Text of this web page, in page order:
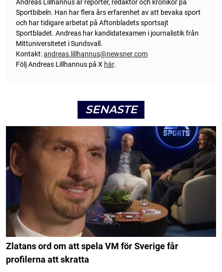
Andreas Lillhannus är reporter, redaktör och krönikör på
Sportbibeln. Han har flera års erfarenhet av att bevaka sport
och har tidigare arbetat på Aftonbladets sportsajt
Sportbladet. Andreas har kandidatexamen i journalistik från
Mittuniversitetet i Sundsvall.
Kontakt:andreas.lillhannus@newsner.com
Följ Andreas Lillhannus på X här.
SENASTE
Zlatans ord om att spela VM för Sverige får
profilerna att skratta